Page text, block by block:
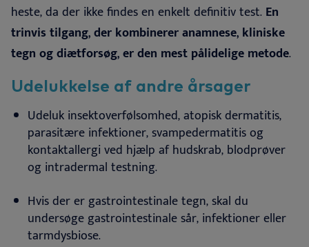
heste, da der ikke findes en enkelt definitiv test. En
trinvis tilgang, der kombinerer anamnese, kliniske
tegn og diætforsøg, er den mest pålidelige metode.
Udelukkelse af andre årsager
Udeluk insektoverfølsomhed, atopisk dermatitis,
parasitære infektioner, svampedermatitis og
kontaktallergi ved hjælp af hudskrab, blodprøver
og intradermal testning.
Hvis der er gastrointestinale tegn, skal du
undersøge gastrointestinale sår, infektioner eller
tarmdysbiose.